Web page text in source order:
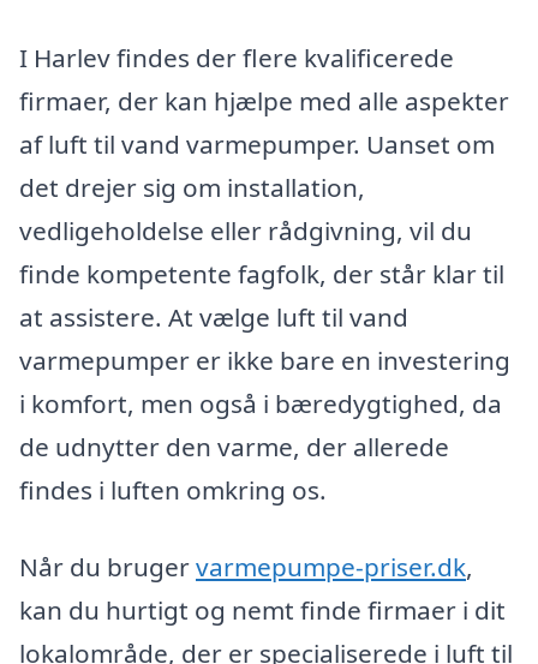
I Harlev findes der flere kvalificerede
firmaer, der kan hjælpe med alle aspekter
af luft til vand varmepumper. Uanset om
det drejer sig om installation,
vedligeholdelse eller rådgivning, vil du
finde kompetente fagfolk, der står klar til
at assistere. At vælge luft til vand
varmepumper er ikke bare en investering
i komfort, men også i bæredygtighed, da
de udnytter den varme, der allerede
findes i luften omkring os.
Når du brugervarmepumpe-priser.dk,
kan du hurtigt og nemt finde firmaer i dit
lokalområde, der er specialiserede i luft til